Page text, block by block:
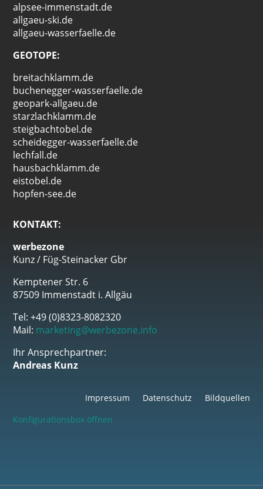
alpsee-immenstadt.de
allgaeu-ski.de
allgaeu-wasserfaelle.de
GEOTOPE:
breitachklamm.de
buchenegger-wasserfaelle.de
geopark-allgaeu.de
starzlachklamm.de
steigbachtobel.de
scheidegger-wasserfaelle.de
lechfall.de
hausbachklamm.de
eistobel.de
hopfen-see.de
KONTAKT:
werbezone
Kunz / Füg-Steinacker Gbr
Kemptener Str. 6
87509 Immenstadt i. Allgäu
Tel: +49 (0)8323-8082320
Mail: marketing@werbezone.info
Ihr Ansprechpartner:
Andreas Kunz
Impressum Datenschutz
Bildquellen
Konfigurationsbox öffnen